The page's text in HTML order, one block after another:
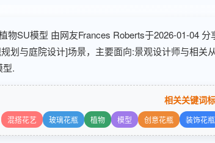
物SU模型 由网友Frances Roberts于2026-01-04
划与庭院设计]场景，主要面向:景观设计师与相
型.
相关关键词
混搭花艺 玻璃花瓶 植物 模型 创意花瓶 装饰花瓶